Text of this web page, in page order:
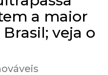
a maior
veja o